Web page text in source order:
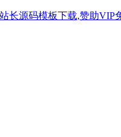
源码模板下载,赞助VIP